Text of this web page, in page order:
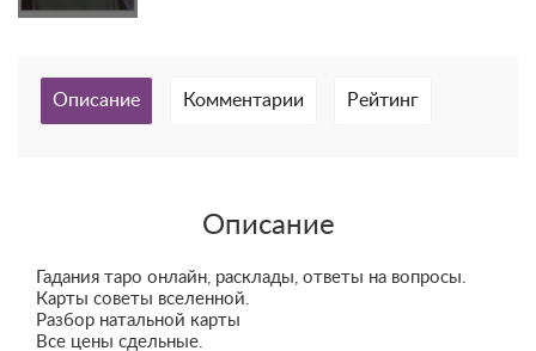
Описание Комментарии Рейтинг
Описание
Гадания таро онлайн, расклады, ответы на вопросы.
Карты советы вселенной.
Разбор натальной карты
Все цены сдельные.